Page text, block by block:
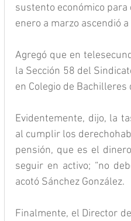
sustento económico
enero a marzo ascendió
Agregó que en
la Sección 58 del
en Colegio de Bachilleres
Evidentemente, dijo, la
al cumplir los
pensión, que es el
seguir en activo; “no
acotó Sánchez González.
Finalmente, el Director